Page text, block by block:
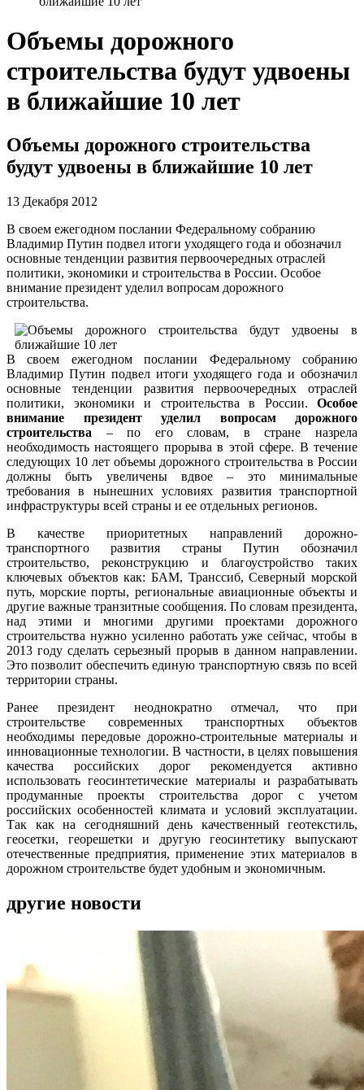
Объемы дорожного
строительства будут удвоены
в ближайшие 10 лет
Объемы дорожного строительства
будут удвоены в ближайшие 10 лет
13 Декабря 2012
В своем ежегодном послании Федеральному собранию
Владимир Путин подвел итоги уходящего года и обозначил
основные тенденции развития первоочередных отраслей
политики, экономики и строительства в России. Особое
внимание президент уделил вопросам дорожного
строительства.
В своем ежегодном послании Федеральному собранию
Владимир Путин подвел итоги уходящего года и обозначил
основные тенденции развития первоочередных отраслей
политики, экономики и строительства в России. Особое
внимание президент уделил вопросам дорожного
строительства – по его словам, в стране назрела
необходимость настоящего прорыва в этой сфере. В течение
следующих 10 лет объемы дорожного строительства в России
должны быть увеличены вдвое – это минимальные
требования в нынешних условиях развития транспортной
инфраструктуры всей страны и ее отдельных регионов.
В качестве приоритетных направлений дорожно-
транспортного развития страны Путин обозначил
строительство, реконструкцию и благоустройство таких
ключевых объектов как: БАМ, Транссиб, Северный морской
путь, морские порты, региональные авиационные объекты и
другие важные транзитные сообщения. По словам президента,
над этими и многими другими проектами дорожного
строительства нужно усиленно работать уже сейчас, чтобы в
2013 году сделать серьезный прорыв в данном направлении.
Это позволит обеспечить единую транспортную связь по всей
территории страны.
Ранее президент неоднократно отмечал, что при
строительстве современных транспортных объектов
необходимы передовые дорожно-строительные материалы и
инновационные технологии. В частности, в целях повышения
качества российских дорог рекомендуется активно
использовать геосинтетические материалы и разрабатывать
продуманные проекты строительства дорог с учетом
российских особенностей климата и условий эксплуатации.
Так как на сегодняшний день качественный геотекстиль,
геосетки, георешетки и другую геосинтетику выпускают
отечественные предприятия, применение этих материалов в
дорожном строительстве будет удобным и экономичным.
другие новости